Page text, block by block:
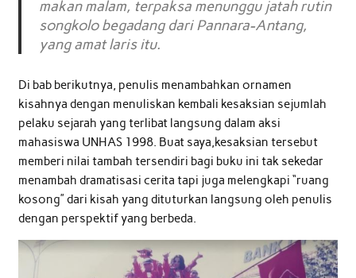
makan malam, terpaksa menunggu jatah rutin
songkolo begadang dari Pannara-Antang,
yang amat laris itu.
Di bab berikutnya, penulis menambahkan ornamen
kisahnya dengan menuliskan kembali kesaksian sejumlah
pelaku sejarah yang terlibat langsung dalam aksi
mahasiswa UNHAS 1998. Buat saya,kesaksian tersebut
memberi nilai tambah tersendiri bagi buku ini tak sekedar
menambah dramatisasi cerita tapi juga melengkapi “ruang
kosong” dari kisah yang dituturkan langsung oleh penulis
dengan perspektif yang berbeda.